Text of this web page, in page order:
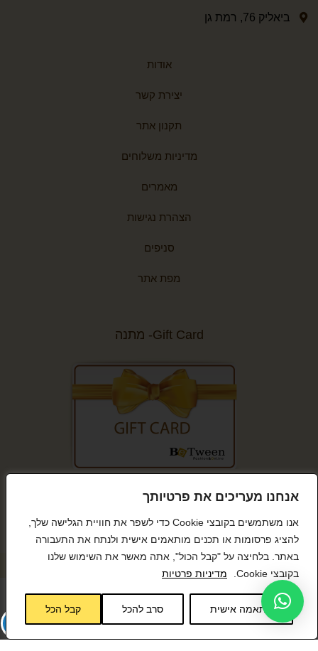
אנחנו מעריכים את פרטיותך
אנו משתמשים בקובצי Cookie כדי לשפר את חוויית הגלישה שלך,
להציג פרסומות או תכנים מותאמים אישית ולנתח את התעבורה
באתר. בלחיצה על "קבל הכול", אתה מאשר את השימוש שלנו
בקובצי Cookie.
מדיניות פרטיות
התאמה אישית סרב להכל קבל הכל
ביאליק 76, רמת גן
אודות
יצירת קשר
תקנון אתר
מדיניות משלוחים
מאמרים
הצהרת נגישות
סניפים
מפת אתר
Gift Card- מתנה
קנייה מאובטחת
© כל הזכויות שמורות BeTween